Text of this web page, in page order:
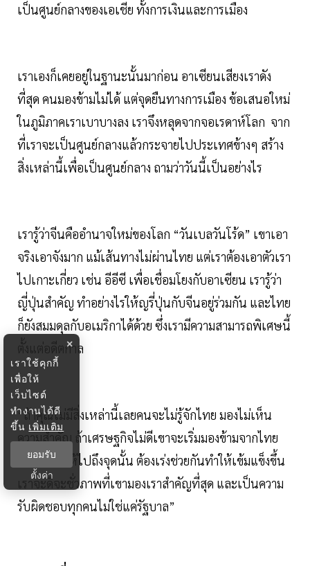
เป็นศูนย์กลางของเอเชีย ทั้งการเงินและการเมือง
เราเองก็เคยอยู่ในฐานะนั้นมาก่อน อาเซียนเสียงเราดัง
ที่สุด คนมองข้ามไม่ได้ แต่จุดยืนทางการเมือง ข้อเสนอใหม่
ในภูมิภาคเราเบาบางลง เราจึงหลุดจากจอเรดาห์โลก จาก
ที่เราจะเป็นศูนย์กลางแล้วกระจายไปประเทศข้างๆ สร้าง
สิ่งเหล่านี้เพื่อเป็นศูนย์กลาง ถามว่าวันนี้เป็นอย่างไร
เรารู้ว่าจีนคืออำนาจใหม่ของโลก “วันเบลวันโร้ด” เขาเอา
จริงเอาจังมาก แม้เส้นทางไม่ผ่านไทย แต่เราต้องเอาตัวเรา
ไปเกาะเกี่ยว เช่น อีอีซี เพื่อเชื่อมโยงกับอาเซียน เรารู้ว่า
ญี่ปุ่นสำคัญ ทำอย่างไรให้ญรี่ปุ่นกับจีนอยู่ร่วมกัน และไทย
ก็ยังสมมดุลกับอเมริกาได้ด้วย ซึ่งเรามีความสามารถพิเศษนี้
ตั้งแต่อดีตกาล
“ถ้าคุณไม่มีสิ่งเหล่านี้เลยคนจะไม่รู้จักไทย มองไม่เห็น
ความสำคัญ ถ้าเศรษฐกิจไม่ดีเขาจะเริ่มมองข้ามจากไทย
แต่อย่าไปให้ไปถึงจุดนั้น ต้องเร่งช่วยกันทำให้เข้มแข็งขึ้น
เราจะดีจะชั่วภาพที่เขามองเราสำคัญที่สุด และเป็นความ
รับผิดชอบทุกคนไม่ใช่แค่รัฐบาล”
×
เราใช้คุกกี้
เพื่อให้
เว็บไซต์
ทำงานได้ดี
ขึ้น เพิ่มเติม
ยอมรับ
ตั้งค่า